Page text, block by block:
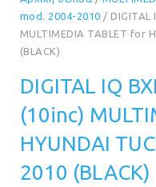
mod. 2004-2010 / DIGITAL
MULTIMEDIA TABLET for
(BLACK)
DIGITAL IQ
(10inc)
HYUNDAI
2010 (BLACK)